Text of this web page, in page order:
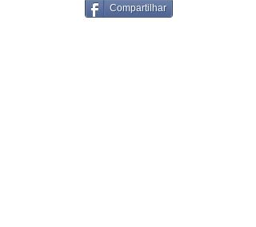
Compartilhar